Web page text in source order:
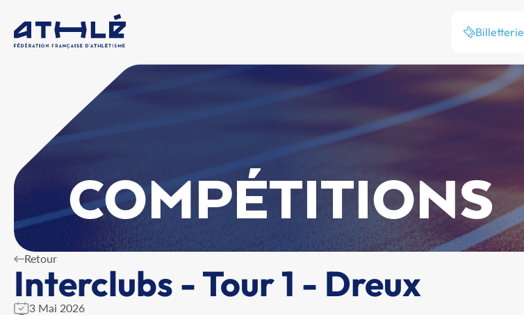
Billetterie
COMPÉTITIONS
Retour
Interclubs - Tour 1 - Dreux
3 Mai 2026